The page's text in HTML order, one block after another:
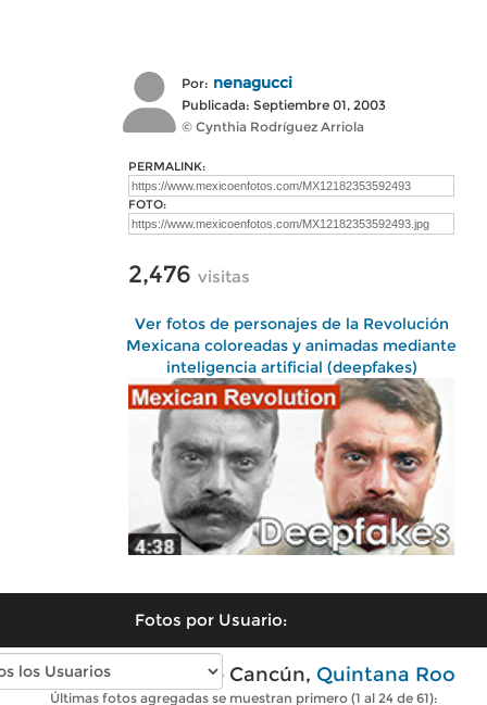
Por: nenagucci
Publicada: Septiembre 01, 2003
© Cynthia Rodríguez Arriola
PERMALINK:
FOTO:
2,476 visitas
Ver fotos de personajes de la Revolución
Mexicana coloreadas y animadas mediante
inteligencia artificial (deepfakes)
Fotos por Usuario:
Fotos modernas de Cancún, Quintana Roo
Últimas fotos agregadas se muestran primero (1 al 24 de 61):